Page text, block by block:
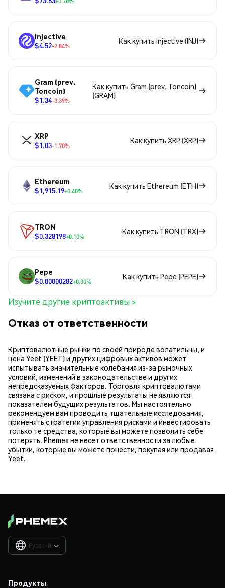
Injective
$4.52-2.84%
Как купить Injective (INJ)
Gram (prev.
Toncoin)
$1.34-3.39%
Как купить Gram (prev. Toncoin)
(GRAM)
XRP
$1.03-1.70%
Как купить XRP (XRP)
Ethereum
$1,915.19+0.40%
Как купить Ethereum (ETH)
TRON
$0.328198+0.10%
Как купить TRON (TRX)
Pepe
$0.00000282+0.30%
Как купить Pepe (PEPE)
Изучите другие криптоактивы >
Отказ от ответственности
Криптовалютные рынки по своей природе волатильны, и
цена Yeet (YEET) и других цифровых активов может
испытывать значительные колебания из-за рыночных
условий, изменений в законодательстве и других
непредсказуемых факторов. Торговля криптовалютами
связана с риском, и прошлые результаты не являются
показателем будущих результатов. Мы настоятельно
рекомендуем вам проводить тщательные исследования,
применять стратегии управления рисками и инвестировать
только те средства, которые вы можете позволить себе
потерять. Phemex не несет ответственности за любые
убытки, которые вы можете понести, покупая или продавая
Yeet.
Русский 
Продукты